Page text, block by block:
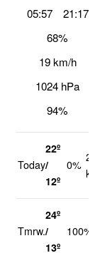
05:57
21:17
68%
19 km/h
1024 hPa
94%
Today
22º
/
12º
0%
21
Tmrw.
24º
/
13º
100%